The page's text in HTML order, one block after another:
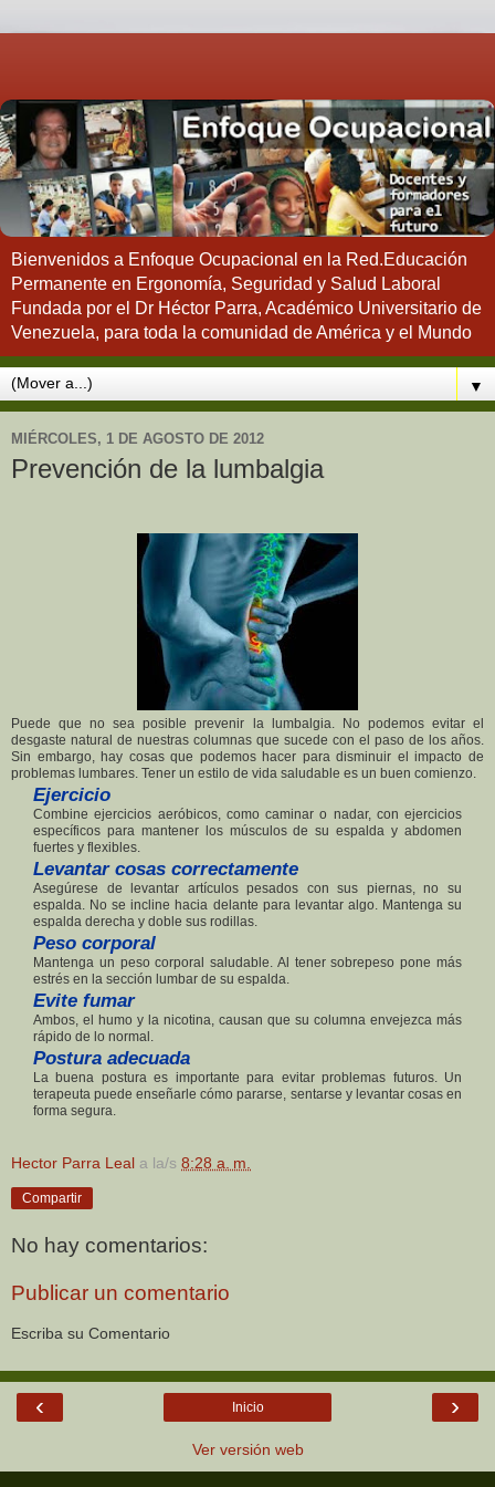
Bienvenidos a Enfoque Ocupacional en la Red.Educación
Permanente en Ergonomía, Seguridad y Salud Laboral
Fundada por el Dr Héctor Parra, Académico Universitario de
Venezuela, para toda la comunidad de América y el Mundo
▼
MIÉRCOLES, 1 DE AGOSTO DE 2012
Prevención de la lumbalgia
Puede que no sea posible prevenir la lumbalgia. No podemos evitar el
desgaste natural de nuestras columnas que sucede con el paso de los años.
Sin embargo, hay cosas que podemos hacer para disminuir el impacto de
problemas lumbares. Tener un estilo de vida saludable es un buen comienzo.
Ejercicio
Combine ejercicios aeróbicos, como caminar o nadar, con ejercicios
específicos para mantener los músculos de su espalda y abdomen
fuertes y flexibles.
Levantar cosas correctamente
Asegúrese de levantar artículos pesados con sus piernas, no su
espalda. No se incline hacia delante para levantar algo. Mantenga su
espalda derecha y doble sus rodillas.
Peso corporal
Mantenga un peso corporal saludable. Al tener sobrepeso pone más
estrés en la sección lumbar de su espalda.
Evite fumar
Ambos, el humo y la nicotina, causan que su columna envejezca más
rápido de lo normal.
Postura adecuada
La buena postura es importante para evitar problemas futuros. Un
terapeuta puede enseñarle cómo pararse, sentarse y levantar cosas en
forma segura.
Hector Parra Leal a la/s 8:28 a. m.
Compartir
No hay comentarios:
Publicar un comentario
Escriba su Comentario
‹ ›
Inicio
Ver versión web